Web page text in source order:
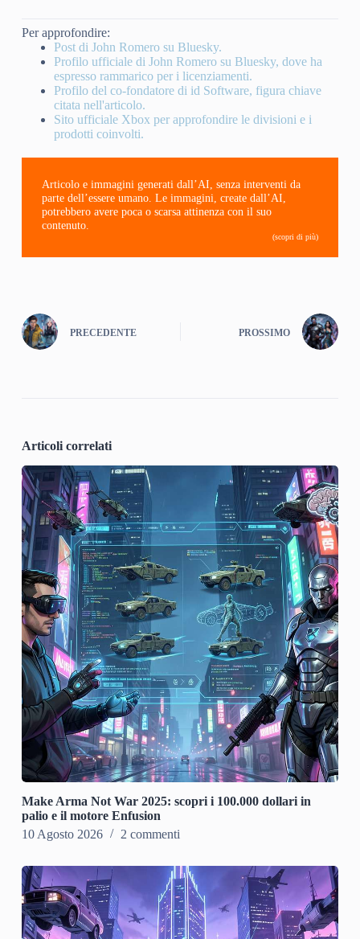
Per approfondire:
Post di John Romero su Bluesky.
Profilo ufficiale di John Romero su Bluesky, dove ha
espresso rammarico per i licenziamenti.
Profilo del co-fondatore di id Software, figura chiave
citata nell'articolo.
Sito ufficiale Xbox per approfondire le divisioni e i
prodotti coinvolti.
Articolo e immagini generati dall’AI, senza interventi da
parte dell’essere umano. Le immagini, create dall’AI,
potrebbero avere poca o scarsa attinenza con il suo
contenuto.
(scopri di più)
PRECEDENTE PROSSIMO
Articoli correlati
Make Arma Not War 2025: scopri i 100.000 dollari in
palio e il motore Enfusion
10 Agosto 2026
2 commenti